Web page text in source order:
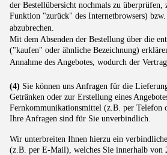
der Bestellübersicht nochmals zu überprüfen,
Funktion "zurück" des Internetbrowsers)
abzubrechen.
Mit dem Absenden der Bestellung über die
("kaufen" oder ähnliche Bezeichnung)
Annahme des Angebotes, wodurch der
(4) Sie können uns Anfragen für die
Getränken oder zur Erstellung eines
Fernkommunikationsmittel (z.B. per Telefon
Ihre Anfragen sind für Sie unverbindlich.
Wir unterbreiten Ihnen hierzu ein
(z.B. per E-Mail), welches Sie innerhalb von